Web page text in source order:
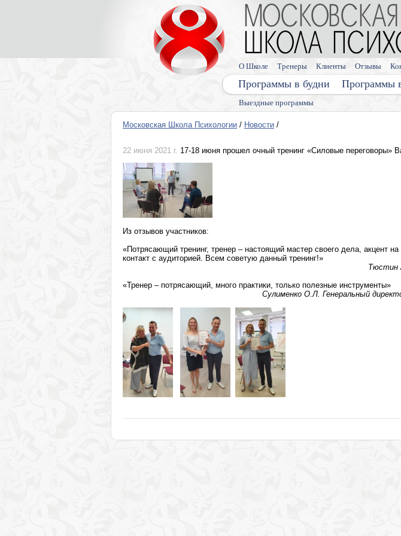
Выездные программы
Программы в будни Программы
О Школе Тренеры Клиенты Отзывы
Московская Школа Психологии / Новости /
22 июня 2021 г. 17-18 июня прошел очный тренинг «Силовые переговоры»
Из отзывов участников:
«Потрясающий тренинг, тренер – настоящий мастер своего дела, акцент на
контакт с аудиторией. Всем советую данный тренинг!»
Тюстин
«Тренер – потрясающий, много практики, только полезные инструменты»
Сулименко О.Л. Генеральный